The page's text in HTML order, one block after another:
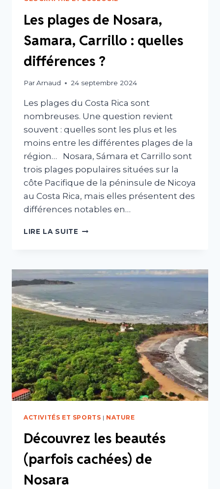
Les plages de Nosara,
Samara, Carrillo : quelles
différences ?
ParArnaud 24 septembre 2024
Les plages du Costa Rica sont
nombreuses. Une question revient
souvent : quelles sont les plus et les
moins entre les différentes plages de la
région… Nosara, Sámara et Carrillo sont
trois plages populaires situées sur la
côte Pacifique de la péninsule de Nicoya
au Costa Rica, mais elles présentent des
différences notables en…
LIRE LA SUITE LES
SAMARA,
DIFFÉRENCES
?
ACTIVITÉS ET SPORTS | NATURE
Découvrez les beautés
(parfois cachées) de
Nosara